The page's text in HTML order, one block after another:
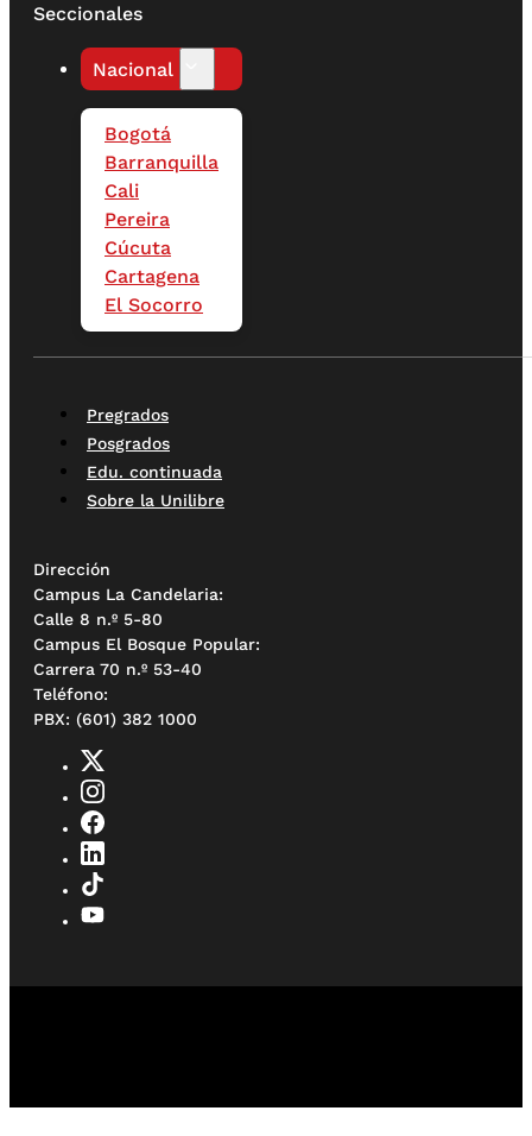
Seccionales
Nacional
Bogotá
Barranquilla
Cali
Pereira
Cúcuta
Cartagena
El Socorro
Pregrados
Posgrados
Edu. continuada
Sobre la Unilibre
Dirección
Campus La Candelaria:
Calle 8 n.º 5-80
Campus El Bosque Popular:
Carrera 70 n.º 53-40
Teléfono:
PBX: (601) 382 1000